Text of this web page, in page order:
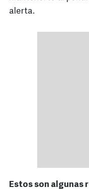
alerta.
Estos son algunas